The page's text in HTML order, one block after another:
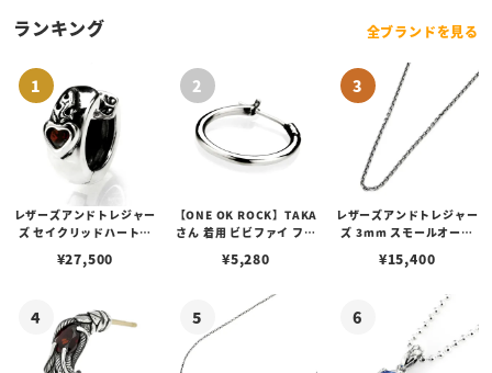
ランキング 全ブランドを見る
レザーズアンドトレジャー
ズ セイクリッドハートピ
¥27,500
【ONE OK ROCK】TAKA
さん 着用 ビビファイ フー
¥5,280
レザーズアンドトレジャー
ズ 3mm スモールオーバ
ブスタークラスプ＆LTロ
¥15,400